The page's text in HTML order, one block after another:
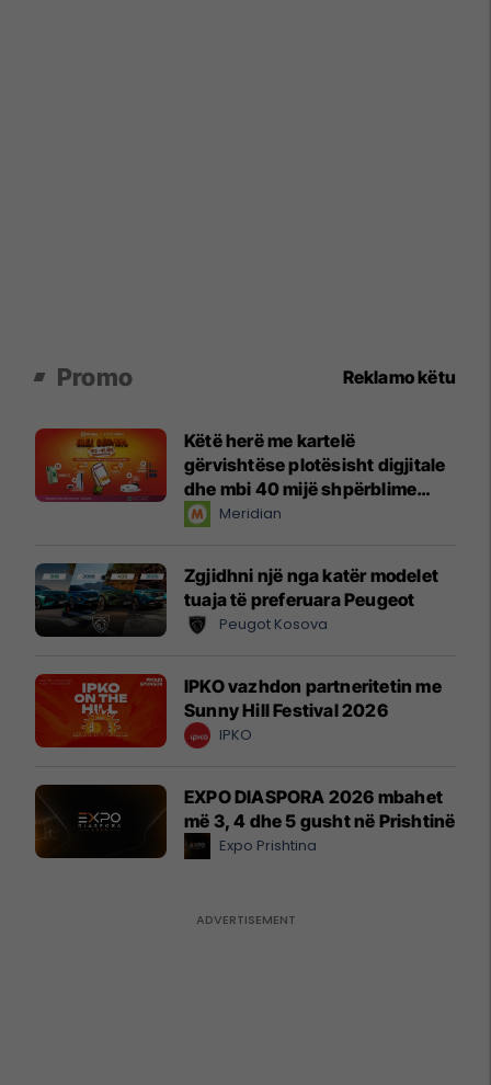
Promo Reklamo këtu
Këtë herë me kartelë
gërvishtëse plotësisht digjitale
dhe mbi 40 mijë shpërblime
instant!Meridian
Zgjidhni një nga katër modelet
tuaja të preferuara Peugeot
Peugot Kosova
IPKO vazhdon partneritetin me
Sunny Hill Festival 2026
IPKO
EXPO DIASPORA 2026 mbahet
më 3, 4 dhe 5 gusht në Prishtinë
Expo Prishtina